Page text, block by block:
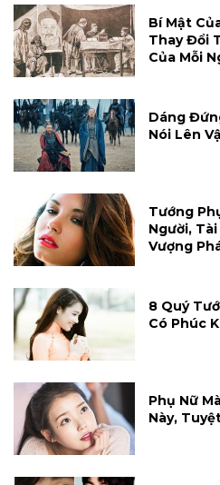
Bí Mật
Thay Đổi
Của Mỗi
Dáng
Nói Lên
Tướng
Người,
Vượng
8 Quý
Có Phúc
Phụ Nữ
Này,